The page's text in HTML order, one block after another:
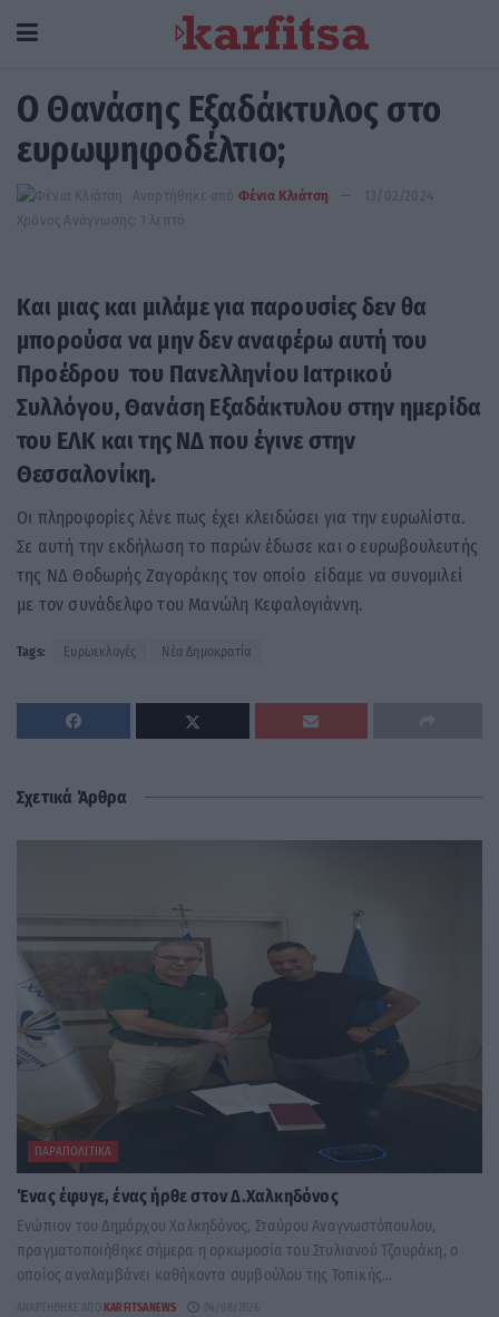
Ο Θανάσης Εξαδάκτυλος στο
ευρωψηφοδέλτιο;
Αναρτήθηκε από Φένια Κλιάτση
13/02/2024
Χρόνος Ανάγνωσης: 1 λεπτό
Και μιας και μιλάμε για παρουσίες δεν θα
μπορούσα να μην δεν αναφέρω αυτή του
Προέδρου του Πανελληνίου Ιατρικού
Συλλόγου, Θανάση Εξαδάκτυλου στην ημερίδα
του ΕΛΚ και της ΝΔ που έγινε στην
Θεσσαλονίκη.
Οι πληροφορίες λένε πως έχει κλειδώσει για την ευρωλίστα.
Σε αυτή την εκδήλωση το παρών έδωσε και ο ευρωβουλευτής
της ΝΔ Θοδωρής Ζαγοράκης τον οποίο είδαμε να συνομιλεί
με τον συνάδελφο του Μανώλη Κεφαλογιάννη.
Tags: Ευρωεκλογές Νέα Δημοκρατία
Σχετικά Άρθρα
ΠΑΡΑΠΟΛΙΤΙΚΆ
Ένας έφυγε, ένας ήρθε στον Δ.Χαλκηδόνος
Ενώπιον του Δημάρχου Χαλκηδόνος, Σταύρου Αναγνωστόπουλου,
πραγματοποιήθηκε σήμερα η ορκωμοσία του Στυλιανού Τζουράκη, ο
οποίος αναλαμβάνει καθήκοντα συμβούλου της Τοπικής...
ΑΝΑΡΤΉΘΗΚΕ ΑΠΌ KARFITSANEWS